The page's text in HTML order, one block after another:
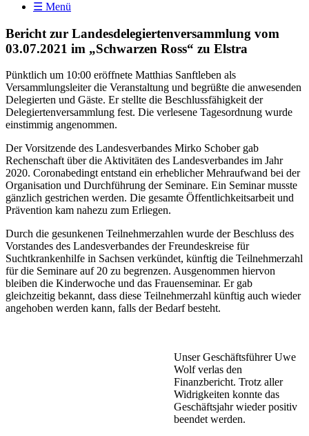
☰ Menü
Bericht zur Landesdelegiertenversammlung vom
03.07.2021 im „Schwarzen Ross“ zu Elstra
Pünktlich um 10:00 eröffnete Matthias Sanftleben als
Versammlungsleiter die Veranstaltung und begrüßte die anwesenden
Delegierten und Gäste. Er stellte die Beschlussfähigkeit der
Delegiertenversammlung fest. Die verlesene Tagesordnung wurde
einstimmig angenommen.
Der Vorsitzende des Landesverbandes Mirko Schober gab
Rechenschaft über die Aktivitäten des Landesverbandes im Jahr
2020. Coronabedingt entstand ein erheblicher Mehraufwand bei der
Organisation und Durchführung der Seminare. Ein Seminar musste
gänzlich gestrichen werden. Die gesamte Öffentlichkeitsarbeit und
Prävention kam nahezu zum Erliegen.
Durch die gesunkenen Teilnehmerzahlen wurde der Beschluss des
Vorstandes des Landesverbandes der Freundeskreise für
Suchtkrankenhilfe in Sachsen verkündet, künftig die Teilnehmerzahl
für die Seminare auf 20 zu begrenzen. Ausgenommen hiervon
bleiben die Kinderwoche und das Frauenseminar. Er gab
gleichzeitig bekannt, dass diese Teilnehmerzahl künftig auch wieder
angehoben werden kann, falls der Bedarf besteht.
Unser Geschäftsführer Uwe
Wolf verlas den
Finanzbericht. Trotz aller
Widrigkeiten konnte das
Geschäftsjahr wieder positiv
beendet werden.